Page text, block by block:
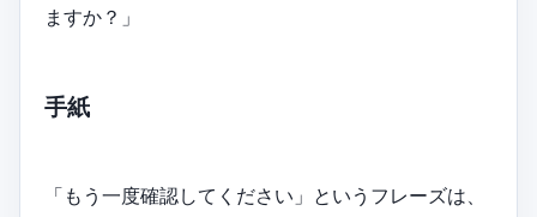
ますか？」
手紙
「もう一度確認してください」というフレーズは、